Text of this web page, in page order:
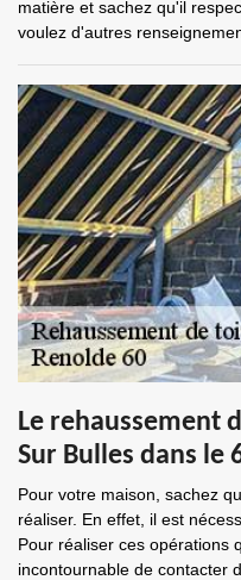
matière et sachez qu'il
voulez d'autres
Le rehaussement
Sur Bulles dans le
Pour votre maison, sachez
réaliser. En effet, il est
Pour réaliser ces opérations
incontournable de contacter